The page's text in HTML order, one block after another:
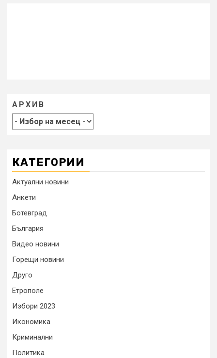
АРХИВ
КАТЕГОРИИ
Актуални новини
Анкети
Ботевград
България
Видео новини
Горещи новини
Друго
Етрополе
Избори 2023
Икономика
Криминални
Политика